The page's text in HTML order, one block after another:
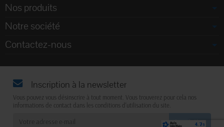
Nos produits
Notre société
Contactez-nous
Inscription à la newsletter
Vous pouvez vous désinscrire à tout moment. Vous trouverez pour cela nos
informations de contact dans les conditions d'utilisation du site.